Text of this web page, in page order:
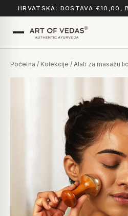
HRVATSKA: DOSTAVA €10,00,
Početna / Kolekcije / Alati za masažu